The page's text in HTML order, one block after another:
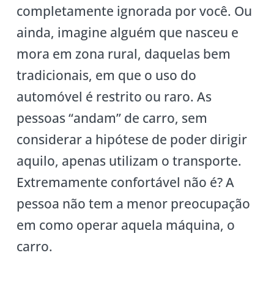
completamente ignorada por você. Ou
ainda, imagine alguém que nasceu e
mora em zona rural, daquelas bem
tradicionais, em que o uso do
automóvel é restrito ou raro. As
pessoas “andam” de carro, sem
considerar a hipótese de poder dirigir
aquilo, apenas utilizam o transporte.
Extremamente confortável não é? A
pessoa não tem a menor preocupação
em como operar aquela máquina, o
carro.